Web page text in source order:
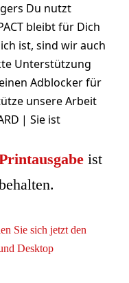
Du nutzt
bleibt für Dich
ist, sind wir auch
Unterstützung
Adblocker für
unsere Arbeit
| Sie ist
ist
Sie sich jetzt den
Desktop